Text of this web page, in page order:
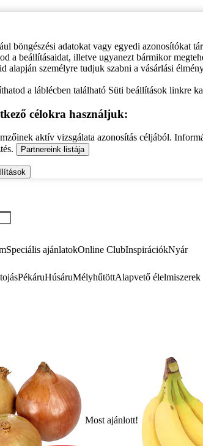
böngészési adatokat vagy egyedi azonosítókat
a beállításaidat, illetve ugyanezt bármikor
alapján személyre tudjuk szabni a vásárlási
a láblécben található Süti beállítások linkre
célokra használjuk:
aktív vizsgálata azonosítás céljából.
Partnereink listája
Speciális ajánlatokOnline ClubInspirációkNyár
PékáruHúsáruMélyhűtöttAlapvető élelmiszerek
Most ajánlott!